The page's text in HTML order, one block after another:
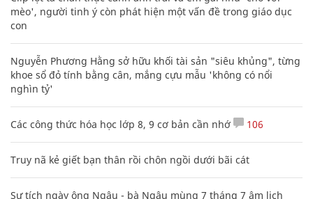
mèo', người tinh ý còn phát hiện một vấn đề trong giáo dục
con
Nguyễn Phương Hằng sở hữu khối tài sản "siêu khủng", từng
khoe sổ đỏ tính bằng cân, mắng cựu mẫu 'không có nổi
nghìn tỷ'
Các công thức hóa học lớp 8, 9 cơ bản cần nhớ 106
Truy nã kẻ giết bạn thân rồi chôn ngồi dưới bãi cát
Sự tích ngày ông Ngâu - bà Ngâu mùng 7 tháng 7 âm lịch